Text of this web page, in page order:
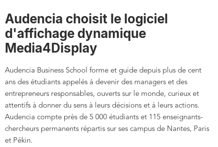
Audencia choisit le logiciel
d'affichage dynamique
Media4Display
Audencia Business School forme et guide depuis plus de cent
ans des étudiants appelés à devenir des managers et des
entrepreneurs responsables, ouverts sur le monde, curieux et
attentifs à donner du sens à leurs décisions et à leurs actions.
Audencia compte près de 5 000 étudiants et 115 enseignants-
chercheurs permanents répartis sur ses campus de Nantes, Paris
et Pékin.